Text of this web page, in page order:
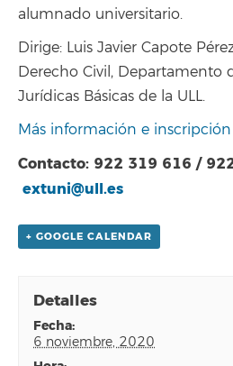
alumnado universitario.
Dirige: Luis Javier Capote
Derecho Civil, Departamento
Jurídicas Básicas de la ULL.
Más información e
Contacto: 922 319 616 /
extuni@ull.es
+ GOOGLE CALENDAR
Detalles
fecha:
6 noviembre, 2020